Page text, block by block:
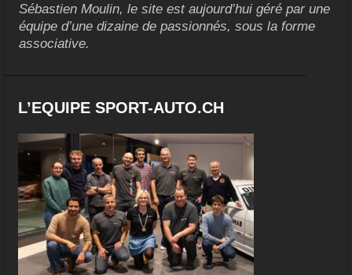
Sébastien Moulin, le site est aujourd’hui géré par une
équipe d’une dizaine de passionnés, sous la forme
associative.
L’EQUIPE SPORT-AUTO.CH